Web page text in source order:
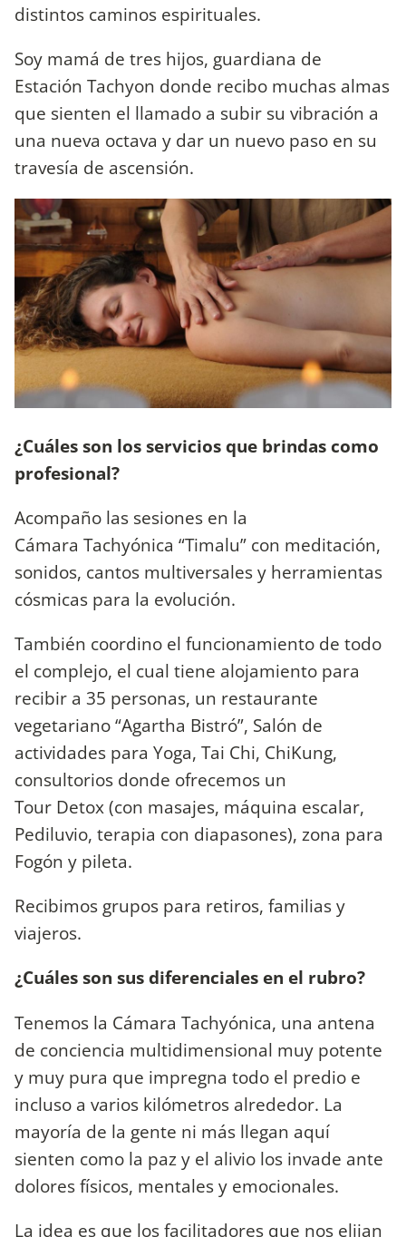
distintos caminos espirituales.
Soy mamá de tres hijos, guardiana de
Estación Tachyon donde recibo muchas almas
que sienten el llamado a subir su vibración a
una nueva octava y dar un nuevo paso en su
travesía de ascensión.
¿Cuáles son los servicios que brindas como
profesional?
Acompaño las sesiones en la
Cámara Tachyónica “Timalu” con meditación,
sonidos, cantos multiversales y herramientas
cósmicas para la evolución.
También coordino el funcionamiento de todo
el complejo, el cual tiene alojamiento para
recibir a 35 personas, un restaurante
vegetariano “Agartha Bistró”, Salón de
actividades para Yoga, Tai Chi, ChiKung,
consultorios donde ofrecemos un
Tour Detox (con masajes, máquina escalar,
Pediluvio, terapia con diapasones), zona para
Fogón y pileta.
Recibimos grupos para retiros, familias y
viajeros.
¿Cuáles son sus diferenciales en el rubro?
Tenemos la Cámara Tachyónica, una antena
de conciencia multidimensional muy potente
y muy pura que impregna todo el predio e
incluso a varios kilómetros alrededor. La
mayoría de la gente ni más llegan aquí
sienten como la paz y el alivio los invade ante
dolores físicos, mentales y emocionales.
La idea es que los facilitadores que nos elijan